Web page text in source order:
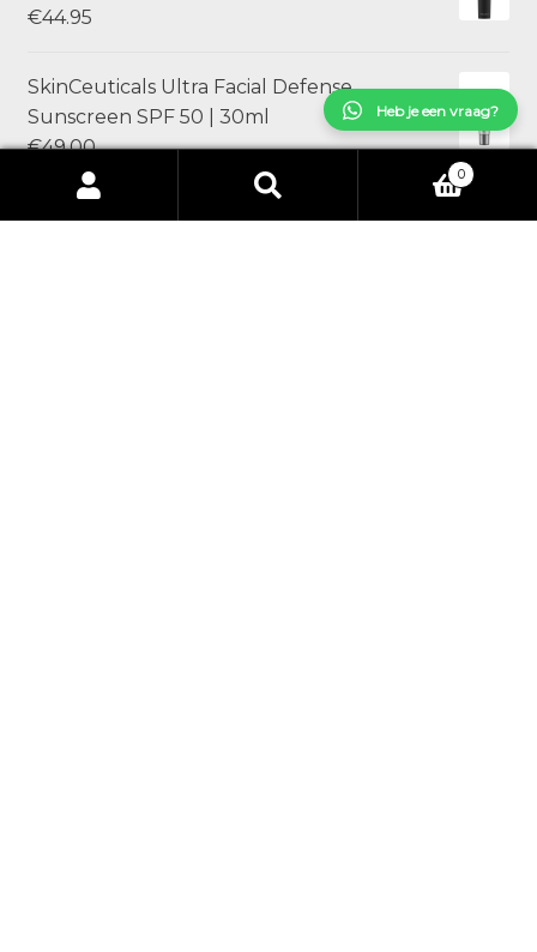
€44.95
SkinCeuticals Ultra Facial Defense
Sunscreen SPF 50 | 30ml
€49.00
SAMPLES jane iredale Skintuition SPF 30
Zoeken
naar:
Zoeken
0
Heb je een vraag?